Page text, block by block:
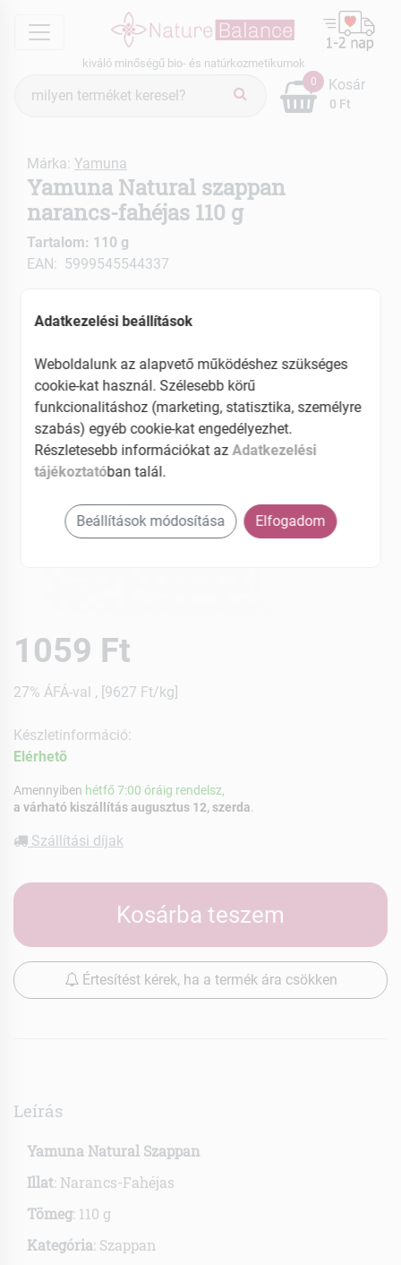
menu
kiváló minőségű bio- és natúrkozmetikumok
keresés
0
0 Ft
Kosár
Márka: Yamuna
Yamuna Natural szappan
narancs-fahéjas 110 g
Tartalom: 110 g
EAN: 5999545544337
1059 Ft
27% ÁFÁ-val , [9627 Ft/kg]
Készletinformáció:
Elérhetõ
Amennyiben hétfő 7:00 óráig rendelsz,
a várható kiszállítás augusztus 12, szerda
Szállítási díjak
Kosárba teszem
Értesítést kérek, ha a termék ára csökken
Leírás
Yamuna Natural Szappan
Illat: Narancs-Fahéjas
Tömeg: 110 g
Kategória: Szappan
Adatkezelési beállítások
Weboldalunk az alapvető működéshez szükséges
cookie-kat használ. Szélesebb körű
funkcionalitáshoz (marketing, statisztika, személyre
szabás) egyéb cookie-kat engedélyezhet.
Részletesebb információkat az Adatkezelési
tájékoztatóban talál.
Beállítások módosítása Elfogadom